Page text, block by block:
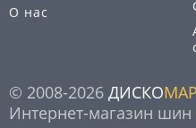
О нас
© 2008-2026 ДИСКО
Интернет-магазин шин